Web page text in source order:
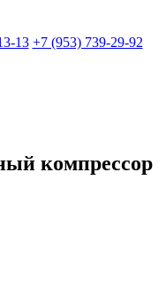
13 +7 (953) 739-29-92
компрессор